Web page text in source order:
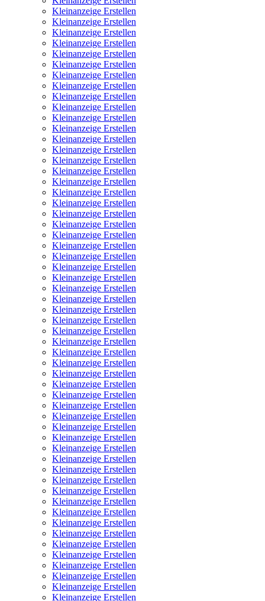
Kleinanzeige Erstellen
Kleinanzeige Erstellen
Kleinanzeige Erstellen
Kleinanzeige Erstellen
Kleinanzeige Erstellen
Kleinanzeige Erstellen
Kleinanzeige Erstellen
Kleinanzeige Erstellen
Kleinanzeige Erstellen
Kleinanzeige Erstellen
Kleinanzeige Erstellen
Kleinanzeige Erstellen
Kleinanzeige Erstellen
Kleinanzeige Erstellen
Kleinanzeige Erstellen
Kleinanzeige Erstellen
Kleinanzeige Erstellen
Kleinanzeige Erstellen
Kleinanzeige Erstellen
Kleinanzeige Erstellen
Kleinanzeige Erstellen
Kleinanzeige Erstellen
Kleinanzeige Erstellen
Kleinanzeige Erstellen
Kleinanzeige Erstellen
Kleinanzeige Erstellen
Kleinanzeige Erstellen
Kleinanzeige Erstellen
Kleinanzeige Erstellen
Kleinanzeige Erstellen
Kleinanzeige Erstellen
Kleinanzeige Erstellen
Kleinanzeige Erstellen
Kleinanzeige Erstellen
Kleinanzeige Erstellen
Kleinanzeige Erstellen
Kleinanzeige Erstellen
Kleinanzeige Erstellen
Kleinanzeige Erstellen
Kleinanzeige Erstellen
Kleinanzeige Erstellen
Kleinanzeige Erstellen
Kleinanzeige Erstellen
Kleinanzeige Erstellen
Kleinanzeige Erstellen
Kleinanzeige Erstellen
Kleinanzeige Erstellen
Kleinanzeige Erstellen
Kleinanzeige Erstellen
Kleinanzeige Erstellen
Kleinanzeige Erstellen
Kleinanzeige Erstellen
Kleinanzeige Erstellen
Kleinanzeige Erstellen
Kleinanzeige Erstellen
Kleinanzeige Erstellen